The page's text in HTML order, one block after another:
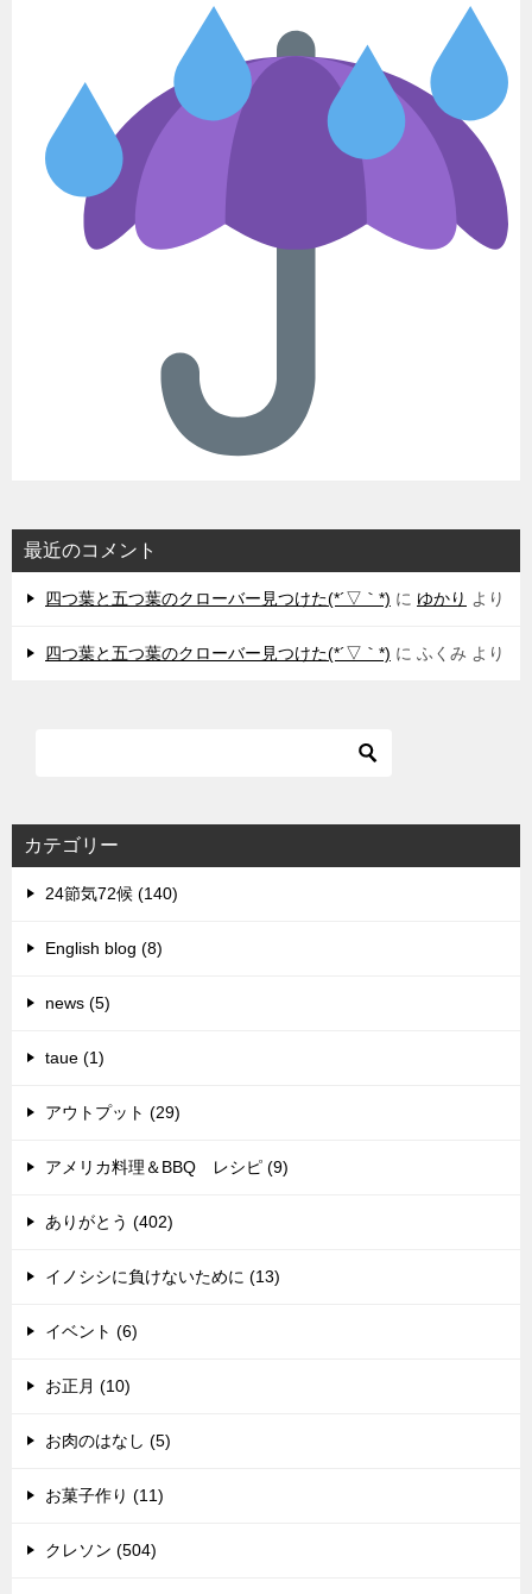
最近のコメント
四つ葉と五つ葉のクローバー見つけた(*´▽｀*) に ゆかり より
四つ葉と五つ葉のクローバー見つけた(*´▽｀*) に ふくみ より
カテゴリー
24節気72候 (140)
English blog (8)
news (5)
taue (1)
アウトプット (29)
アメリカ料理＆BBQ レシピ (9)
ありがとう (402)
イノシシに負けないために (13)
イベント (6)
お正月 (10)
お肉のはなし (5)
お菓子作り (11)
クレソン (504)